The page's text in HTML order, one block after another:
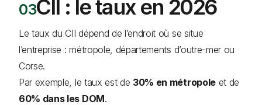
CII : le taux en 2026
Le taux du CII dépend de l’endroit où se situe
l’entreprise : métropole, départements d’outre-mer ou
Corse.
Par exemple, le taux est de 30% en métropoleet de
60% dans les DOM.